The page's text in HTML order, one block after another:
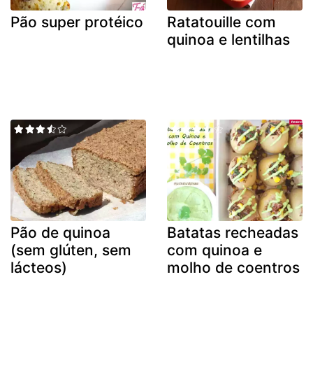
Pão super protéico
Ratatouille com
quinoa e lentilhas
Pão de quinoa
(sem glúten, sem
lácteos)
Batatas recheadas
com quinoa e
molho de coentros